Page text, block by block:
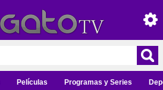
Películas Programas y Series